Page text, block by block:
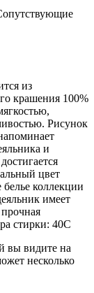
из
крашения 100%
Рисунок
и
цвет
коллекции
имеет
стирки: 40С
вы видите на
несколько